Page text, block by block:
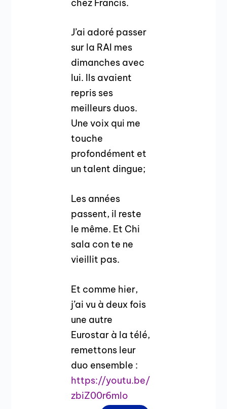
chez Francis.
J’ai adoré passer
sur la RAI mes
dimanches avec
lui. Ils avaient
repris ses
meilleurs duos.
Une voix qui me
touche
profondément et
un talent dingue;
Les années
passent, il reste
le même. Et Chi
sala con te ne
vieillit pas.
Et comme hier,
j’ai vu à deux fois
une autre
Eurostar à la télé,
remettons leur
duo ensemble :
https://youtu.be/
zbiZ00r6mlo